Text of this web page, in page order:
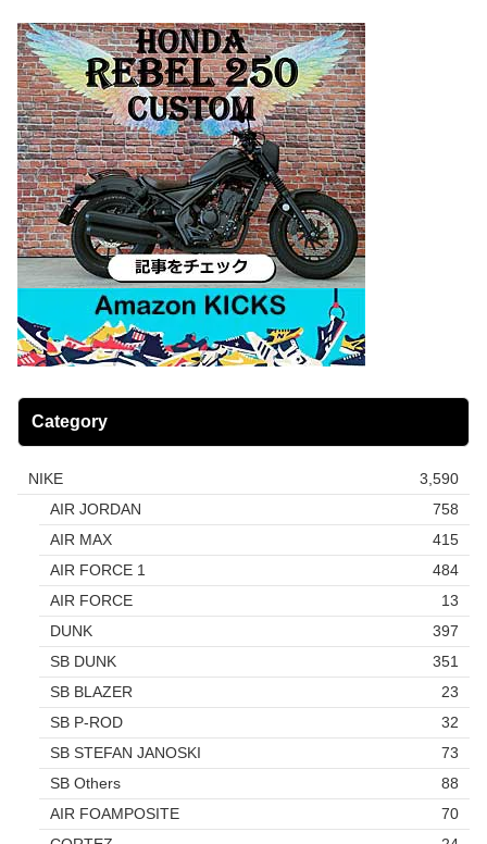
Category
NIKE
3,590
AIR JORDAN
758
AIR MAX
415
AIR FORCE 1
484
AIR FORCE
13
DUNK
397
SB DUNK
351
SB BLAZER
23
SB P-ROD
32
SB STEFAN JANOSKI
73
SB Others
88
AIR FOAMPOSITE
70